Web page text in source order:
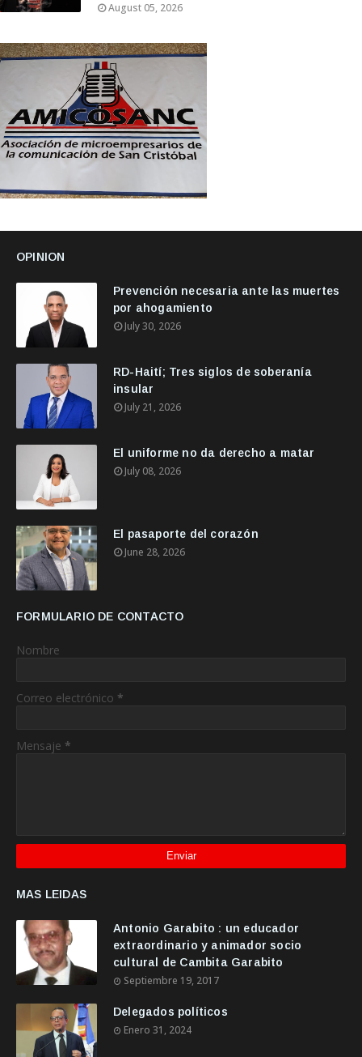
August 05, 2026
OPINION
Prevención necesaria ante las muertes
por ahogamiento
July 30, 2026
RD-Haití; Tres siglos de soberanía
insular
July 21, 2026
El uniforme no da derecho a matar
July 08, 2026
El pasaporte del corazón
June 28, 2026
FORMULARIO DE CONTACTO
Nombre
Correo electrónico *
Mensaje *
MAS LEIDAS
Antonio Garabito : un educador
extraordinario y animador socio
cultural de Cambita Garabito
Septiembre 19, 2017
Delegados políticos
Enero 31, 2024